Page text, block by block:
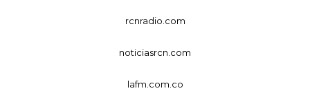
rcnradio.com
noticiasrcn.com
lafm.com.co